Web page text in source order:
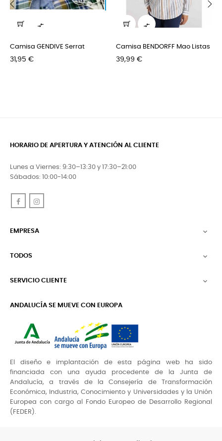

Camisa GENDIVE Serrat
Precio
31,95 €

Camisa BENDORFF Mao Listas
Precio
39,99 €
HORARIO DE APERTURA Y ATENCIÓN AL CLIENTE
Lunes a Viernes: 9:30–13:30 y 17:30–21:00
Sábados: 10:00-14:00
Facebook
EMPRESA 
TODOS 
SERVICIO CLIENTE 
ANDALUCÍA SE MUEVE CON EUROPA
El diseño e implantación de esta página web ha sido
financiada con una ayuda procedente de la Junta de
Andalucía, a través de la Consejería de Transformación
Económica, Industria, Conocimiento y Universidades y la Unión
Europea con cargo al Fondo Europeo de Desarrollo Regional
(FEDER).